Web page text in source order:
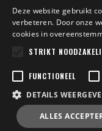
Vindt u hier niet wat
Contacteer onsen wij
Copyright 2022
Deze website gebruikt
verbeteren. Door onze
cookies in
STRIKT
FUNCTIONEEL
DETAILS
ALLES